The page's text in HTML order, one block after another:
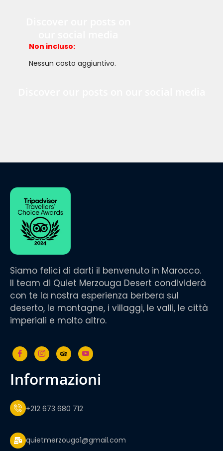
Non incluso:
Nessun costo aggiuntivo.
Siamo felici di darti il benvenuto in Marocco.
Il team di Quiet Merzouga Desert condividerà
con te la nostra esperienza berbera sul
deserto, le montagne, i villaggi, le valli, le città
imperiali e molto altro.
informazioni
+212 673 680 712
quietmerzouga1@gmail.com